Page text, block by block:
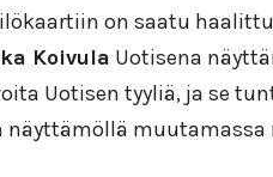
on saatu
Koivula Uotisena
Uotisen tyyliä, ja se
muutamassa